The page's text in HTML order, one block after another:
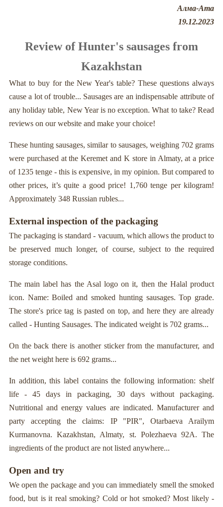
Алма-Ата
19.12.2023
Review of Hunter's sausages from
Kazakhstan
What to buy for the New Year's table? These questions always
cause a lot of trouble... Sausages are an indispensable attribute of
any holiday table, New Year is no exception. What to take? Read
reviews on our website and make your choice!
These hunting sausages, similar to sausages, weighing 702 grams
were purchased at the Keremet and K store in Almaty, at a price
of 1235 tenge - this is expensive, in my opinion. But compared to
other prices, it’s quite a good price! 1,760 tenge per kilogram!
Approximately 348 Russian rubles...
External inspection of the packaging
The packaging is standard - vacuum, which allows the product to
be preserved much longer, of course, subject to the required
storage conditions.
The main label has the Asal logo on it, then the Halal product
icon. Name: Boiled and smoked hunting sausages. Top grade.
The store's price tag is pasted on top, and here they are already
called - Hunting Sausages. The indicated weight is 702 grams...
On the back there is another sticker from the manufacturer, and
the net weight here is 692 grams...
In addition, this label contains the following information: shelf
life - 45 days in packaging, 30 days without packaging.
Nutritional and energy values are indicated. Manufacturer and
party accepting the claims: IP "PIR", Otarbaeva Arailym
Kurmanovna. Kazakhstan, Almaty, st. Polezhaeva 92A. The
ingredients of the product are not listed anywhere...
Open and try
We open the package and you can immediately smell the smoked
food, but is it real smoking? Cold or hot smoked? Most likely -